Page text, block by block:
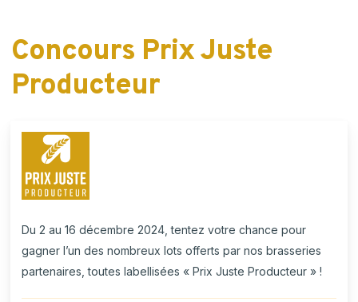
main
content
Concours PrixJuste
Producteur
Du 2 au 16 décembre 2024, tentez votre chance pour
gagner l’un des nombreux lots offerts par nos brasseries
partenaires, toutes labellisées « Prix Juste Producteur » !